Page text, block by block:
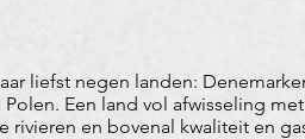
liefst negen landen:
Een land vol afwisseling
en bovenal kwaliteit en